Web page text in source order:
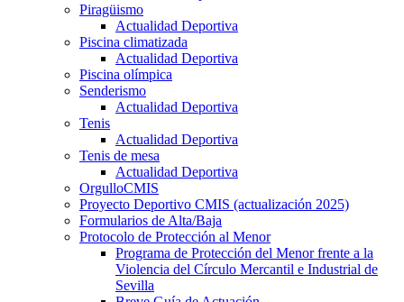
Piragüismo
Actualidad Deportiva
Piscina climatizada
Actualidad Deportiva
Piscina olímpica
Senderismo
Actualidad Deportiva
Tenis
Actualidad Deportiva
Tenis de mesa
Actualidad Deportiva
OrgulloCMIS
Proyecto Deportivo CMIS (actualización 2025)
Formularios de Alta/Baja
Protocolo de Protección al Menor
Programa de Protección del Menor frente a la
Violencia del Círculo Mercantil e Industrial de
Sevilla